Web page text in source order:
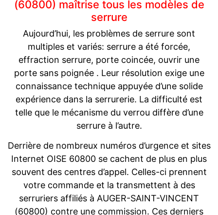
(60800) maîtrise tous les modèles de
serrure
Aujourd’hui, les problèmes de serrure sont
multiples et variés: serrure a été forcée,
effraction serrure, porte coincée, ouvrir une
porte sans poignée . Leur résolution exige une
connaissance technique appuyée d’une solide
expérience dans la serrurerie. La difficulté est
telle que le mécanisme du verrou diffère d’une
serrure à l’autre.
Derrière de nombreux numéros d’urgence et sites
Internet OISE 60800 se cachent de plus en plus
souvent des centres d’appel. Celles-ci prennent
votre commande et la transmettent à des
serruriers affiliés à AUGER-SAINT-VINCENT
(60800) contre une commission. Ces derniers